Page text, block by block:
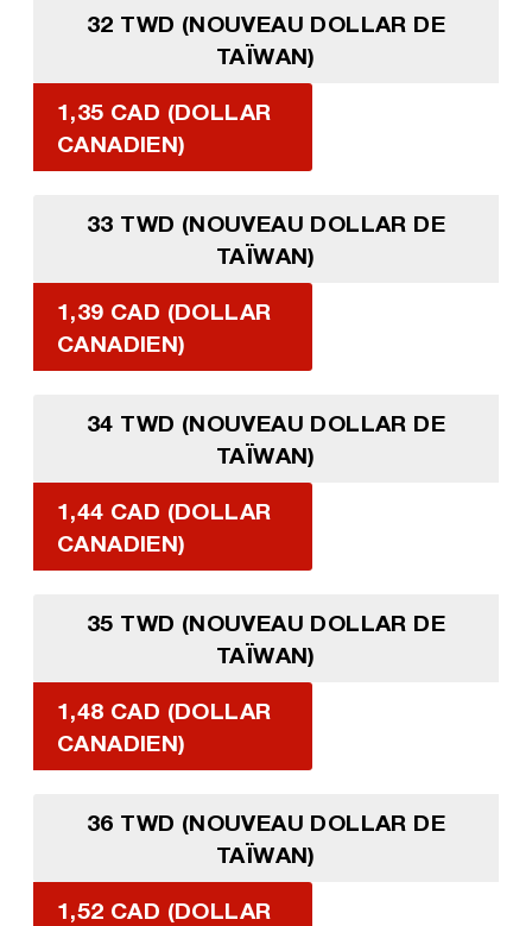
32 TWD (NOUVEAU DOLLAR DE
TAÏWAN)
1,35 CAD (DOLLAR
CANADIEN)
33 TWD (NOUVEAU DOLLAR DE
TAÏWAN)
1,39 CAD (DOLLAR
CANADIEN)
34 TWD (NOUVEAU DOLLAR DE
TAÏWAN)
1,44 CAD (DOLLAR
CANADIEN)
35 TWD (NOUVEAU DOLLAR DE
TAÏWAN)
1,48 CAD (DOLLAR
CANADIEN)
36 TWD (NOUVEAU DOLLAR DE
TAÏWAN)
1,52 CAD (DOLLAR